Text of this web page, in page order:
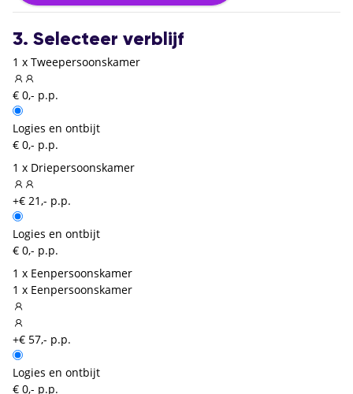
3. Selecteer verblijf
1 x Tweepersoonskamer
€ 0,- p.p.
Logies en ontbijt
€ 0,- p.p.
1 x Driepersoonskamer
+€ 21,- p.p.
Logies en ontbijt
€ 0,- p.p.
1 x Eenpersoonskamer
1 x Eenpersoonskamer
+€ 57,- p.p.
Logies en ontbijt
€ 0,- p.p.